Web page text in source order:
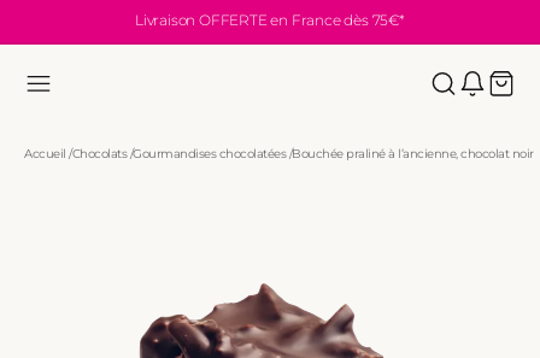
Livraison OFFERTE en France dès 75€*
Accueil /Chocolats/Gourmandises chocolatées/Bouchée praliné à l’ancienne, chocolat noir